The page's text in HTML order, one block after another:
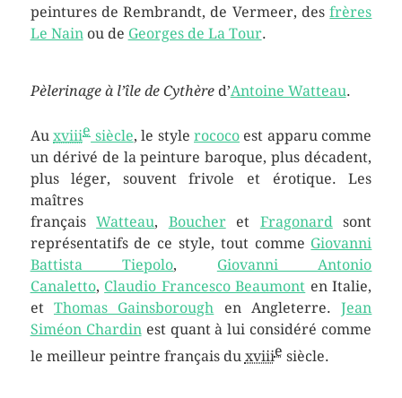
peintures de Rembrandt, de Vermeer, desfrères
Le Nainou de Georges de La Tour.
Pèlerinage à l’île de Cythèred’Antoine Watteau.
Auxviiie siècle, le style rococo est apparu comme
un dérivé de la peinture baroque, plus décadent,
plus léger, souvent frivole et érotique. Les
maîtres
françaisWatteau, Boucheret Fragonardsont
représentatifs de ce style, tout comme Giovanni
Battista Tiepolo, Giovanni Antonio
Canaletto, Claudio Francesco Beaumont en Italie,
et Thomas Gainsborough en Angleterre.Jean
Siméon Chardinest quant à lui considéré comme
le meilleur peintre français du xviiie siècle.